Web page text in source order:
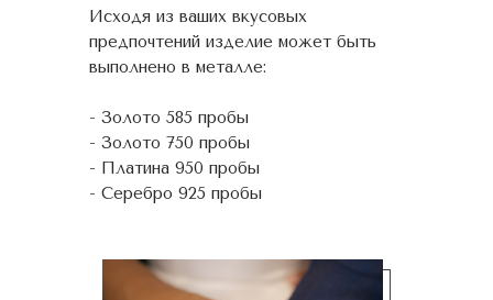
Исходя из ваших вкусовых
предпочтений изделие может быть
выполнено в металле:
- Золото 585 пробы
- Золото 750 пробы
- Платина 950 пробы
- Серебро 925 пробы